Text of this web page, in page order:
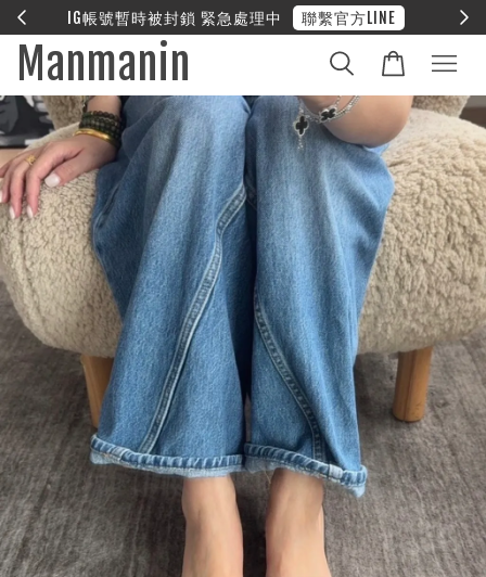
❤︎ 全館滿兩萬享免運
Manmanin